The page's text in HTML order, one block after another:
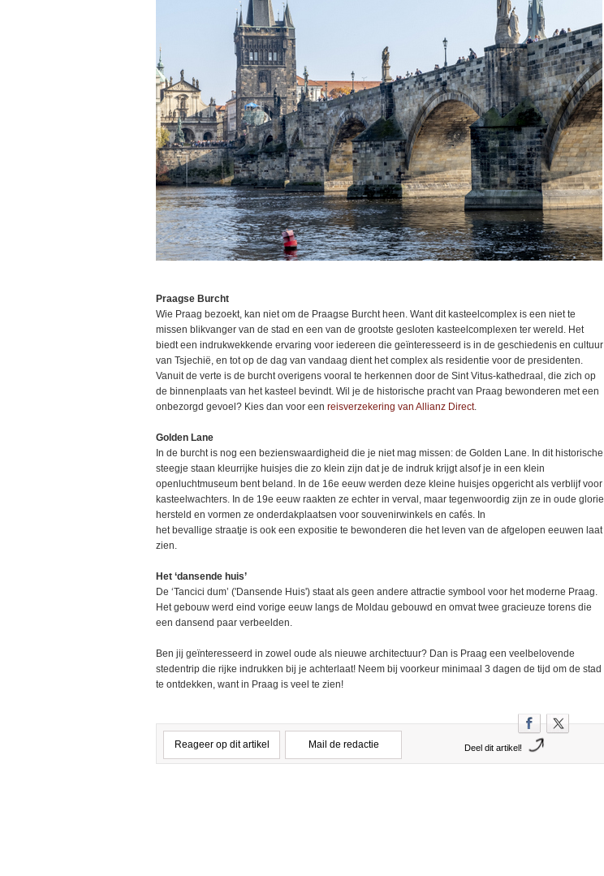
Praagse Burcht
Wie Praag bezoekt, kan niet om de Praagse Burcht heen. Want dit kasteelcomplex is een niet te
missen blikvanger van de stad en een van de grootste gesloten kasteelcomplexen ter wereld. Het
biedt een indrukwekkende ervaring voor iedereen die geïnteresseerd is in de geschiedenis en cultuur
van Tsjechië, en tot op de dag van vandaag dient het complex als residentie voor de presidenten.
Vanuit de verte is de burcht overigens vooral te herkennen door de Sint Vitus-kathedraal, die zich op
de binnenplaats van het kasteel bevindt. Wil je de historische pracht van Praag bewonderen met een
onbezorgd gevoel? Kies dan voor een reisverzekering van Allianz Direct.
Golden Lane
In de burcht is nog een bezienswaardigheid die je niet mag missen: de Golden Lane. In dit historische
steegje staan kleurrijke huisjes die zo klein zijn dat je de indruk krijgt alsof je in een klein
openluchtmuseum bent beland. In de 16e eeuw werden deze kleine huisjes opgericht als verblijf voor
kasteelwachters. In de 19e eeuw raakten ze echter in verval, maar tegenwoordig zijn ze in oude glorie
hersteld en vormen ze onderdakplaatsen voor souvenirwinkels en cafés. In
het bevallige straatje is ook een expositie te bewonderen die het leven van de afgelopen eeuwen laat
zien.
Het ‘dansende huis’
De ‘Tancici dum’ ('Dansende Huis') staat als geen andere attractie symbool voor het moderne Praag.
Het gebouw werd eind vorige eeuw langs de Moldau gebouwd en omvat twee gracieuze torens die
een dansend paar verbeelden.
Ben jij geïnteresseerd in zowel oude als nieuwe architectuur? Dan is Praag een veelbelovende
stedentrip die rijke indrukken bij je achterlaat! Neem bij voorkeur minimaal 3 dagen de tijd om de stad
te ontdekken, want in Praag is veel te zien!
Reageer op dit artikel Mail de redactie Deel dit artikel!